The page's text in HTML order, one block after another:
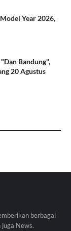
Year 2026,
Bandung",
20 Agustus
berbagai
News.